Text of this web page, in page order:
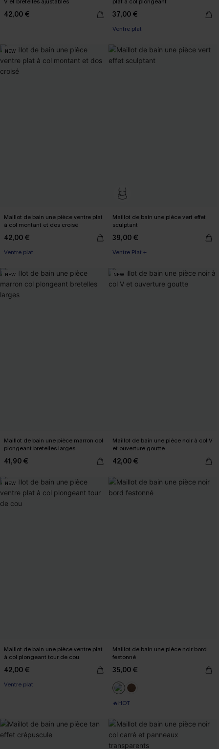
42,00 € 37,00 €
Ventre plat
NEW
Maillot de bain une pièce ventre plat
à col montant et dos croisé
42,00 €
Ventre plat
Maillot de bain une pièce vert effet
sculptant
39,00 €
Ventre Plat +
NEW
Maillot de bain une pièce marron col
plongeant bretelles larges
41,90 €
NEW
Maillot de bain une pièce noir à col V
et ouverture goutte
42,00 €
NEW
Maillot de bain une pièce ventre plat
à col plongeant tour de cou
42,00 €
Ventre plat
Maillot de bain une pièce noir bord
festonné
35,00 €
🔥HOT